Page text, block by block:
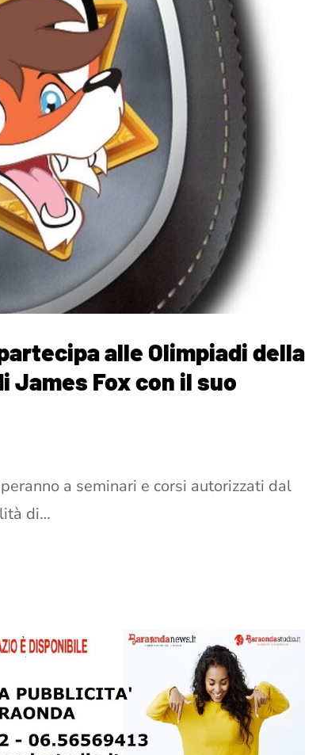
alle Olimpiadi della
James Fox con il suo
a seminari e corsi autorizzati dal
di…